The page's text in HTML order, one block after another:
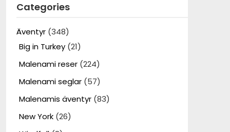
Categories
Äventyr(348)
Big in Turkey(21)
Malenami reser(224)
Malenami seglar(57)
Malenamis äventyr(83)
New York(26)